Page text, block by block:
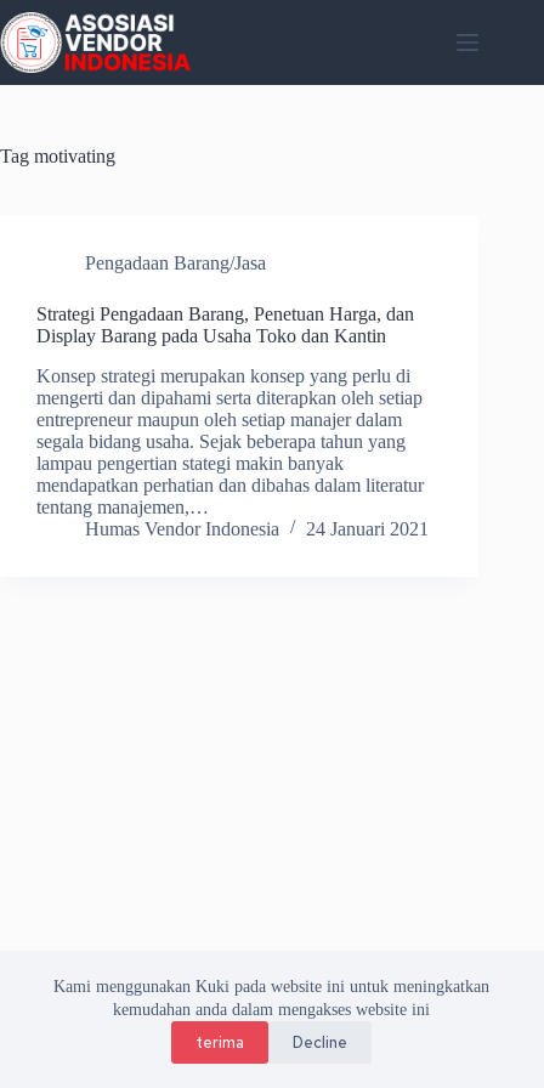
Skip
to
content
Kami menggunakan Kuki pada website ini untuk meningkatkan
kemudahan anda dalam mengakses website ini
terima Decline
Tag motivating
Pengadaan Barang/Jasa
Strategi Pengadaan Barang, Penetuan Harga, dan
Display Barang pada Usaha Toko dan Kantin
Konsep strategi merupakan konsep yang perlu di
mengerti dan dipahami serta diterapkan oleh setiap
entrepreneur maupun oleh setiap manajer dalam
segala bidang usaha. Sejak beberapa tahun yang
lampau pengertian stategi makin banyak
mendapatkan perhatian dan dibahas dalam literatur
tentang manajemen,…
Humas Vendor Indonesia
24 Januari 2021